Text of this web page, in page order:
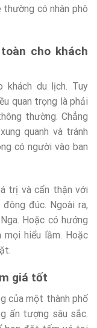
thường có nhân phô
cho khách
khách du lịch. Tuy
quan trọng là phải
thường. Chẳng
quanh và tránh
có người vào ban
trị và cẩn thận với
đúc. Ngoài ra,
Hoặc có hướng
hiểu lầm. Hoặc
giá tốt
của một thành phố
ấn tượng sâu sắc.